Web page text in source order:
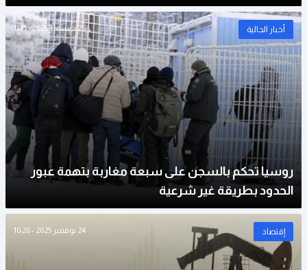
أخبار الجالية 25 ديسمبر 2025 - 11:15
روسيا تحكم بالسجن على سبعة مغاربة بتهمة عبور
الحدود بطريقة غير شرعية
إقتصاد 24 نوفمبر 2025 - 10:20